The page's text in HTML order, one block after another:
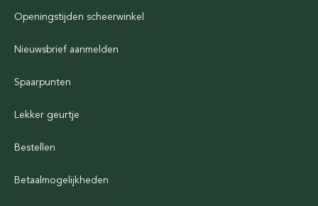
Openingstijden scheerwinkel
Nieuwsbrief aanmelden
Spaarpunten
Lekker geurtje
Bestellen
Betaalmogelijkheden